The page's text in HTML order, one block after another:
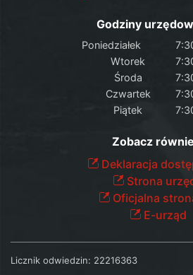
Godziny
Poniedziałek
Wtorek
Środa
Czwartek
Piątek
Zobacz
Deklaracja
Strona
Oficjalna
E-urząd
Licznik odwiedzin: 22216363